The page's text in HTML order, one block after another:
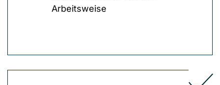
Arbeitsweise